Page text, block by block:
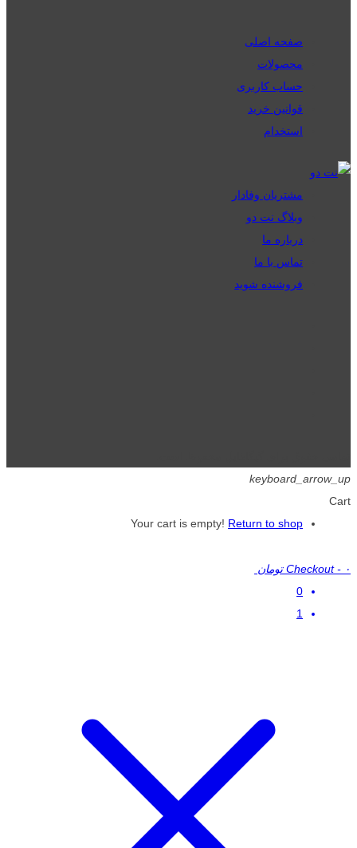
صفحه اصلی
محصولات
حساب کاربری
قوانین خرید
استخدام
مشتریان وفادار
وبلاگ نت دو
درباره ما
تماس با ما
فروشنده شوید
keyboard_arrow_up
Cart
Your cart is empty! Return to shop
Checkout - ۰ تومان
0
1